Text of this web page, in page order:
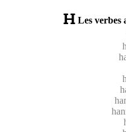
Les verbes